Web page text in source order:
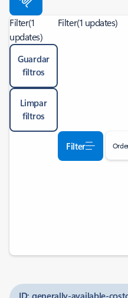
Filter(1
updates)
Guardar
filtros
Limpar
filtros
Filter(1 updates)
Filter
ID: generally-available-